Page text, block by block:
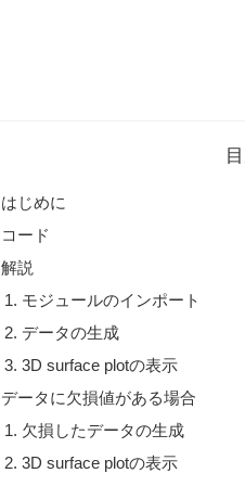
はじめに
コード
解説
モジュールのインポート
データの生成
3D surface plotの表示
データに欠損値がある場合
欠損したデータの生成
3D surface plotの表示